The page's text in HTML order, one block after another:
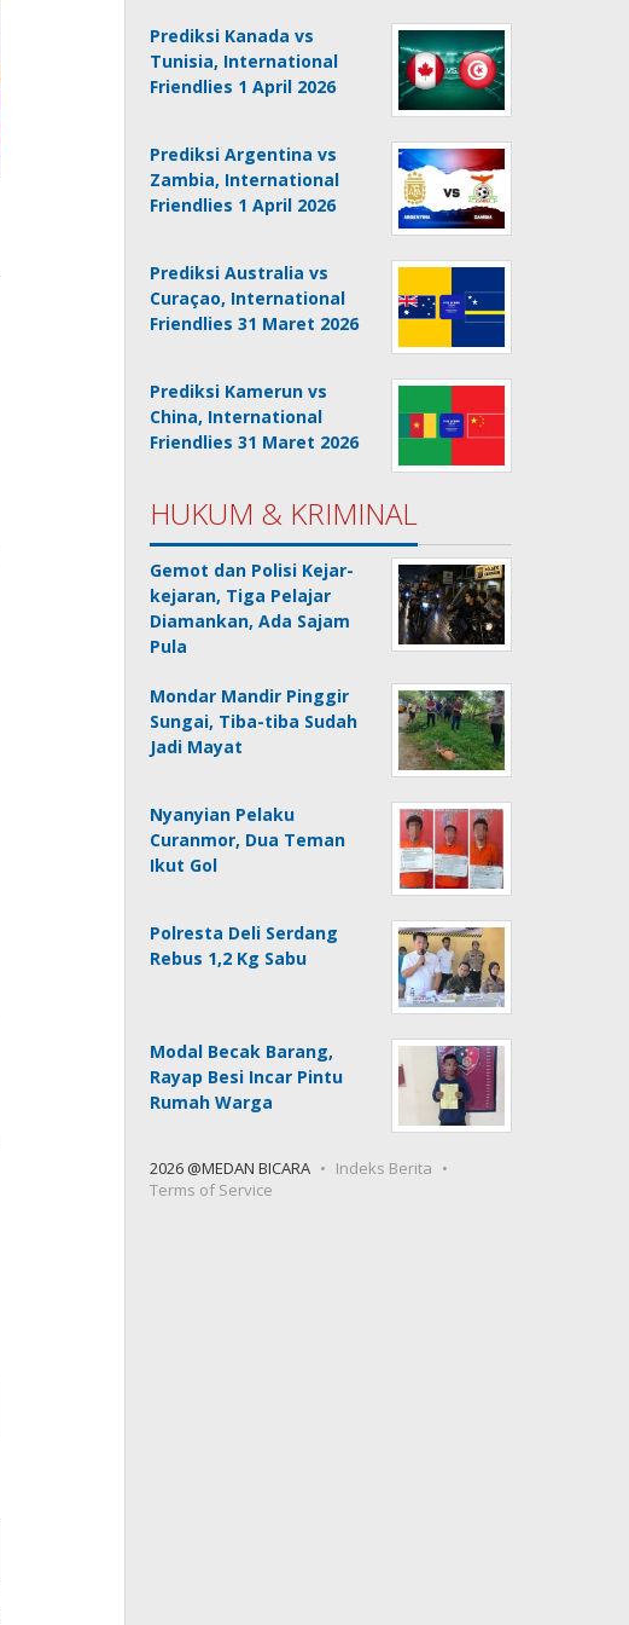
Prediksi Kanada vs
Tunisia, International
Friendlies 1 April 2026
Prediksi Argentina vs
Zambia, International
Friendlies 1 April 2026
Prediksi Australia vs
Curaçao, International
Friendlies 31 Maret 2026
Prediksi Kamerun vs
China, International
Friendlies 31 Maret 2026
HUKUM & KRIMINAL
Gemot dan Polisi Kejar-
kejaran, Tiga Pelajar
Diamankan, Ada Sajam
Pula
Mondar Mandir Pinggir
Sungai, Tiba-tiba Sudah
Jadi Mayat
Nyanyian Pelaku
Curanmor, Dua Teman
Ikut Gol
Polresta Deli Serdang
Rebus 1,2 Kg Sabu
Modal Becak Barang,
Rayap Besi Incar Pintu
Rumah Warga
2026 @MEDAN BICARA
Indeks Berita
Terms of Service